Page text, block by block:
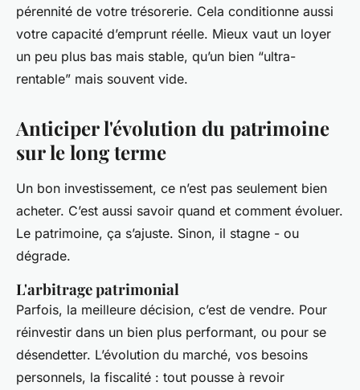
pérennité de votre trésorerie. Cela conditionne aussi
votre capacité d’emprunt réelle. Mieux vaut un loyer
un peu plus bas mais stable, qu’un bien “ultra-
rentable” mais souvent vide.
Anticiper l'évolution du patrimoine
sur le long terme
Un bon investissement, ce n’est pas seulement bien
acheter. C’est aussi savoir quand et comment évoluer.
Le patrimoine, ça s’ajuste. Sinon, il stagne - ou
dégrade.
L'arbitrage patrimonial
Parfois, la meilleure décision, c’est de vendre. Pour
réinvestir dans un bien plus performant, ou pour se
désendetter. L’évolution du marché, vos besoins
personnels, la fiscalité : tout pousse à revoir